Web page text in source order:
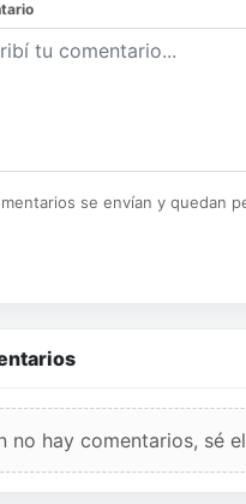
se envían y quedan
no hay comentarios, sé